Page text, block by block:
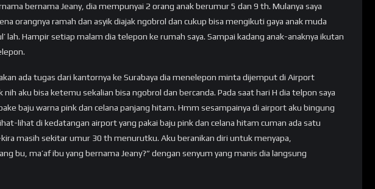
bernama Jeany, dia mempunyai 2 orang anak berumur 5 dan 9 th. Mulanya saya
orangnya ramah dan asyik diajak ngobrol dan cukup bisa mengikuti gaya anak muda
lah. Hampir setiap malam dia telepon ke rumah saya. Sampai kadang anak-anaknya ikutan
ada tugas dari kantornya ke Surabaya dia menelepon minta dijemput di Airport
nih aku bisa ketemu sekalian bisa ngobrol dan bercanda. Pada saat hari H dia telpon saya
baju warna pink dan celana panjang hitam. Hmm sesampainya di airport aku bingung
lihat di kedatangan airport yang pakai baju pink dan celana hitam cuman ada satu
masih sekitar umur 30 th menurutku. Aku beranikan diri untuk menyapa,
bu, ma’af ibu yang bernama Jeany?” dengan senyum yang manis dia langsung